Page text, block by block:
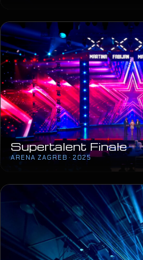
Supertalent Finale
ARENA ZAGREB · 2025